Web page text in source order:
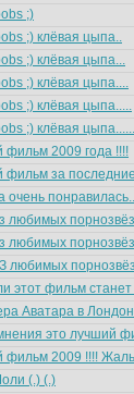
;)
;) клёвая цыпа..
;) клёвая цыпа...
;) клёвая цыпа....
;) клёвая цыпа.....
;) клёвая цыпа......
фильм 2009 года !!!!
фильм за
очень
любимых
любимых
любимых
этот фильм
Аватара в
это лучший
2009 !!!! Жаль
(.) (.)